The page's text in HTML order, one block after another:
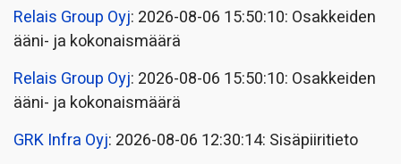
Relais Group Oyj: 2026-08-06 15:50:10: Osakkeiden
ääni- ja kokonaismäärä
Relais Group Oyj: 2026-08-06 15:50:10: Osakkeiden
ääni- ja kokonaismäärä
GRK Infra Oyj: 2026-08-06 12:30:14: Sisäpiiritieto